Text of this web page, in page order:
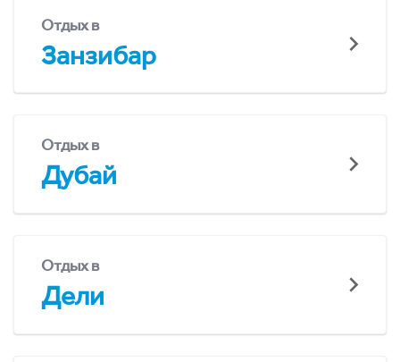
Отдых в
Занзибар
Отдых в
Дубай
Отдых в
Дели